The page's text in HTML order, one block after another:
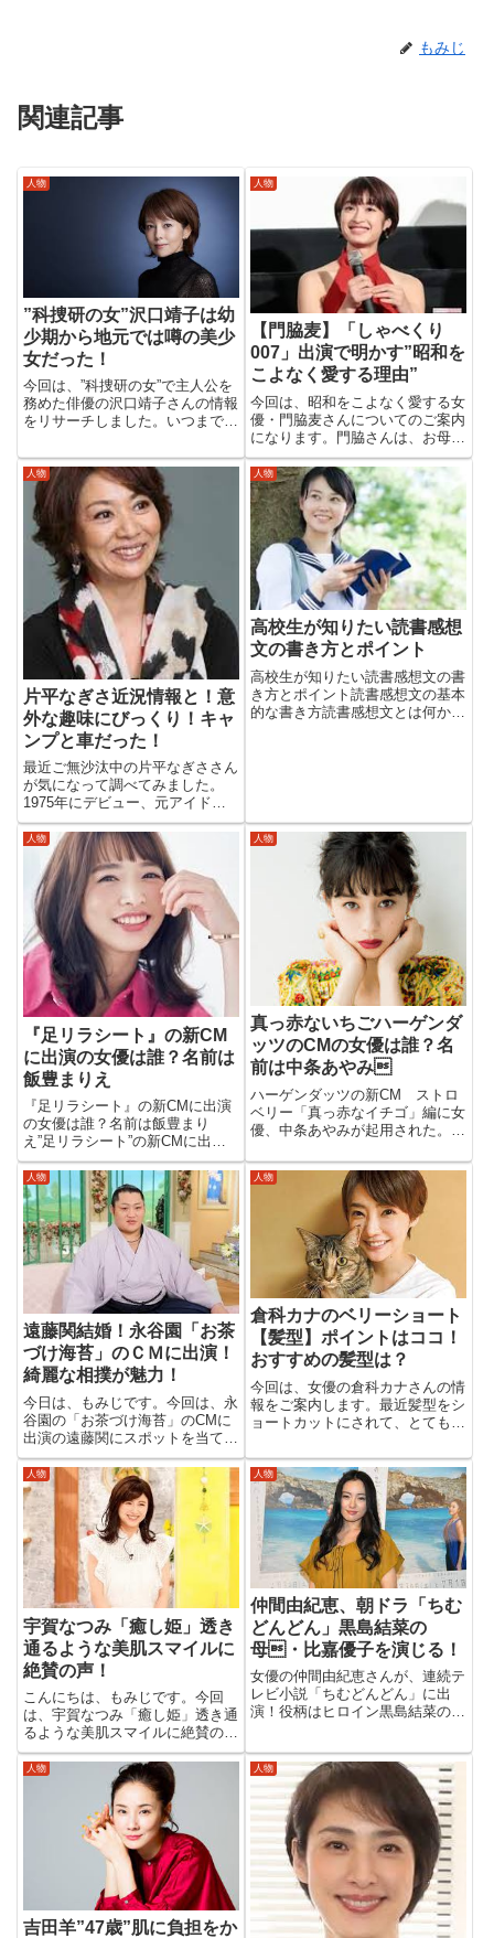
もみじ
関連記事
人物
”科捜研の女”沢口靖子は幼
少期から地元では噂の美少
女だった！
今回は、”科捜研の女”で主人公を
務めた俳優の沢口靖子さんの情報
をリサーチしました。いつまでた
歳と年齢を聞いても、エッ ウソ
でしょう？という感じを受ける方
も多いのではないでしょうか！そ
れにしても”科捜研の女”シリ...
人物
【門脇麦】「しゃべくり
007」出演で明かす”昭和を
こよなく愛する理由”
今回は、昭和をこよなく愛する女
優・門脇麦さんについてのご案内
になります。門脇さんは、お母さ
んの影響で昭和が好きになったよ
うです。昭和歌謡をはじめ、下町
グルメ、赤ちょうちんなど、昭和
の世界観が好きなんだそうです。
門脇麦プロフィール名前：門脇
麦...
人物
片平なぎさ近況情報と！意
外な趣味にびっくり！キャ
ンプと車だった！
最近ご無沙汰中の片平なぎささん
が気になって調べてみました。
1975年にデビュー、元アイドル
歌手だったことはご存知でしょう
か！最近の方であれば、フジテレ
ビのプレステージ「赤い霊柩車シ
リーズ」大村崑・山村紅葉・神田
正輝さんと共演ドラマやテレビ
朝...
人物
高校生が知りたい読書感想
文の書き方とポイント
高校生が知りたい読書感想文の書
き方とポイント読書感想文の基本
的な書き方読書感想文とは何か読
人物
『足リラシート』の新CM
に出演の女優は誰？名前は
飯豊まりえ
『足リラシート』の新CMに出演
の女優は誰？名前は飯豊まり
え”足リラシート”の新CMに出演
の女優さんが気になって調べてみ
ました。その女優さんの名前は、
モデルでタレントの”飯豊まり
え”さんでした。気になっていた
方も多かったみたいですね！早速
みて...
人物
真っ赤ないちごハーゲンダ
ッツのCMの女優は誰？名
前は中条あやみ
ハーゲンダッツの新CM ストロ
ベリー「真っ赤なイチゴ」編に女
優、中条あやみが起用された。真
姿で登場する中条は、インパクト
がすごい！新たな一面を映像で表
現してくれていますね！ぜひ画像
をチェックしてみてください。
人物
遠藤関結婚！永谷園「お茶
づけ海苔」のＣＭに出演！
綺麗な相撲が魅力！
今日は、もみじです。今回は、永
谷園の「お茶づけ海苔」のCMに
出演の遠藤関にスポットを当てて
みました。相撲のうまさであった
り、相撲が綺麗と言われる遠藤関
ってどんな人物なんでしょう。ま
た、昨年の春に一般女性と結婚し
ていたことを明かした遠藤！今
後...
人物
倉科カナのベリーショート
【髪型】ポイントはココ！
おすすめの髪型は？
今回は、女優の倉科カナさんの情
報をご案内します。最近髪型をシ
ョートカットにされて、とても可
が、とても素敵で似合っています
ね！髪型を真似する方も多いので
はないでしょうか？おすすめの作
品情報もご案内しています。最
後...
人物
宇賀なつみ「癒し姫」透き
通るような美肌スマイルに
絶賛の声！
こんにちは、もみじです。今回
は、宇賀なつみ「癒し姫」透き通
るような美肌スマイルに絶賛の
声！宇賀なつみさんの最近の活躍
は目を見張るものがあります。そ
んな宇賀なつみさんの魅力が気に
なりいろいろと調べてみました。
早速みていきましょう。宇賀なつ
人物
仲間由紀恵、朝ドラ「ちむ
どんどん」黒島結菜の
母・比嘉優子を演じる！
女優の仲間由紀恵さんが、連続テ
レビ小説「ちむどんどん」に出
演！役柄はヒロイン黒島結菜の母
人とも沖縄出身ということで、こ
の作品に対する思い入れも格別な
ものがあるようです。仲間由紀恵
プ...
人物
吉田羊”47歳”肌に負担をか
人物